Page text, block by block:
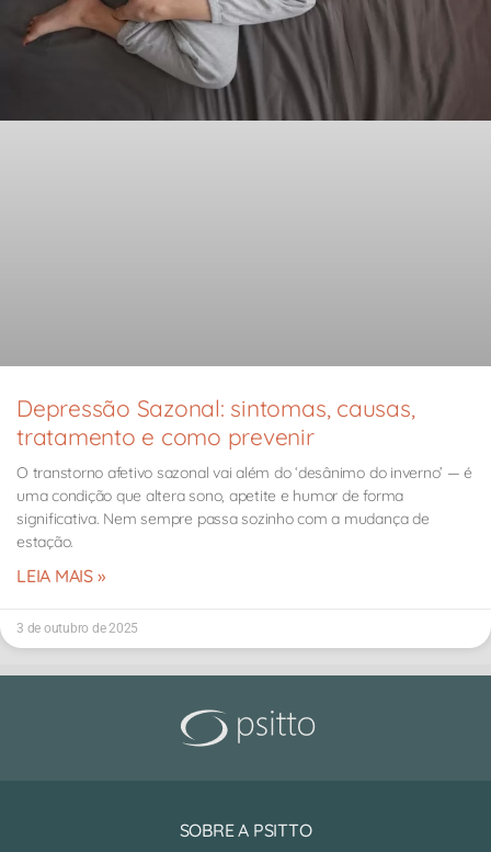
Depressão Sazonal: sintomas, causas,
tratamento e como prevenir
O transtorno afetivo sazonal vai além do ‘desânimo do inverno’ — é
uma condição que altera sono, apetite e humor de forma
significativa. Nem sempre passa sozinho com a mudança de
estação.
LEIA MAIS »
3 de outubro de 2025
SOBRE A PSITTO